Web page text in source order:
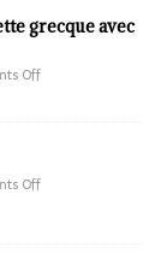
grecque avec
Off
Off